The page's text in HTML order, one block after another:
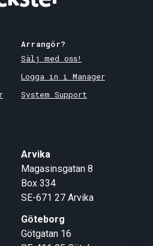
Arrangör?
Sälj med oss!
Logga in i Manager
System Support
Arvika
Magasinsgatan 8
Box 334
SE-671 27 Arvika
Göteborg
Götgatan 16